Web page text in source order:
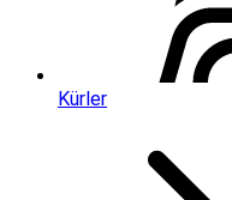
Kürler